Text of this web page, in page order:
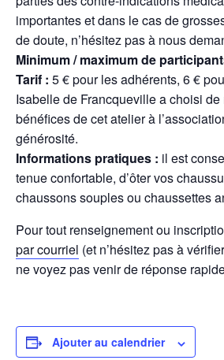
importantes et dans le cas de
de doute, n’hésitez pas à nous
Minimum / maximum de
Tarif : 5 € pour les adhérents, 6 €
Isabelle de Francqueville a choisi
bénéfices de cet atelier à
générosité.
Informations pratiques : il est
tenue confortable, d’ôter vos
chaussons souples ou chaussettes
Pour tout renseignement ou
par courriel (et n’hésitez pas à
ne voyez pas venir de réponse
Ajouter au calendrier